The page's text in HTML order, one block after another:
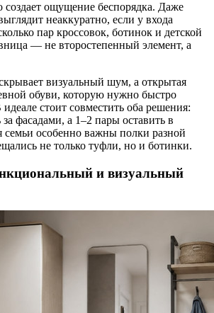
создает ощущение беспорядка. Даже
неаккуратно, если у входа
пар кроссовок, ботинок и детской
— не второстепенный элемент, а
визуальный шум, а открытая
обуви, которую нужно быстро
идеале стоит совместить оба решения:
за фасадами, а 1–2 пары оставить в
семьи особенно важны полки разной
не только туфли, но и ботинки.
и визуальный